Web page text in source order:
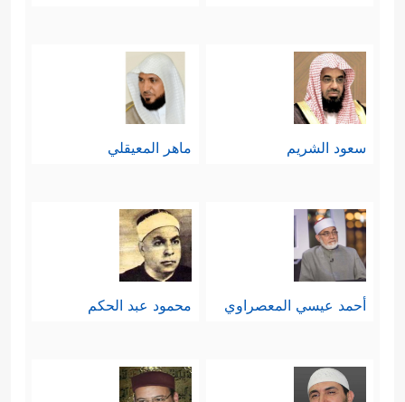
سعود الشريم ماهر المعيقلي
أحمد عيسي المعصراوي محمود عبد الحكم